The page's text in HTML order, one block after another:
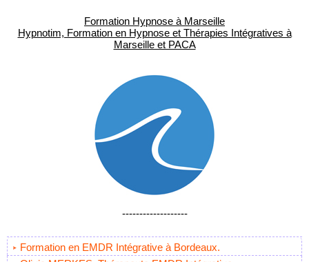
Formation Hypnose à Marseille
Hypnotim, Formation en Hypnose et Thérapies Intégratives à
Marseille et PACA
-------------------
Formation en EMDR Intégrative à Bordeaux.